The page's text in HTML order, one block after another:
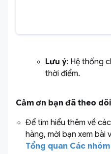
Lưu ý: Hệ thống
thời điểm.
Cảm ơn bạn đã theo
Để tìm hiểu thêm về
hàng, mời bạn xem bài
Tổng quan Các